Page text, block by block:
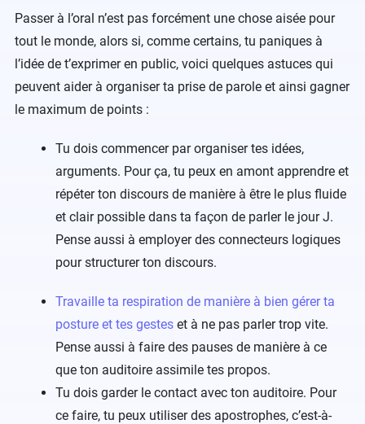
Passer à l’oral n’est pas forcément une chose aisée pour
tout le monde, alors si, comme certains, tu paniques à
l’idée de t’exprimer en public, voici quelques astuces qui
peuvent aider à organiser ta prise de parole et ainsi gagner
le maximum de points :
Tu dois commencer par organiser tes idées,
arguments. Pour ça, tu peux en amont apprendre et
répéter ton discours de manière à être le plus fluide
et clair possible dans ta façon de parler le jour J.
Pense aussi à employer des connecteurs logiques
pour structurer ton discours.
Travaille ta respiration de manière à bien gérer ta
posture et tes gestes et à ne pas parler trop vite.
Pense aussi à faire des pauses de manière à ce
que ton auditoire assimile tes propos.
Tu dois garder le contact avec ton auditoire. Pour
ce faire, tu peux utiliser des apostrophes, c’est-à-